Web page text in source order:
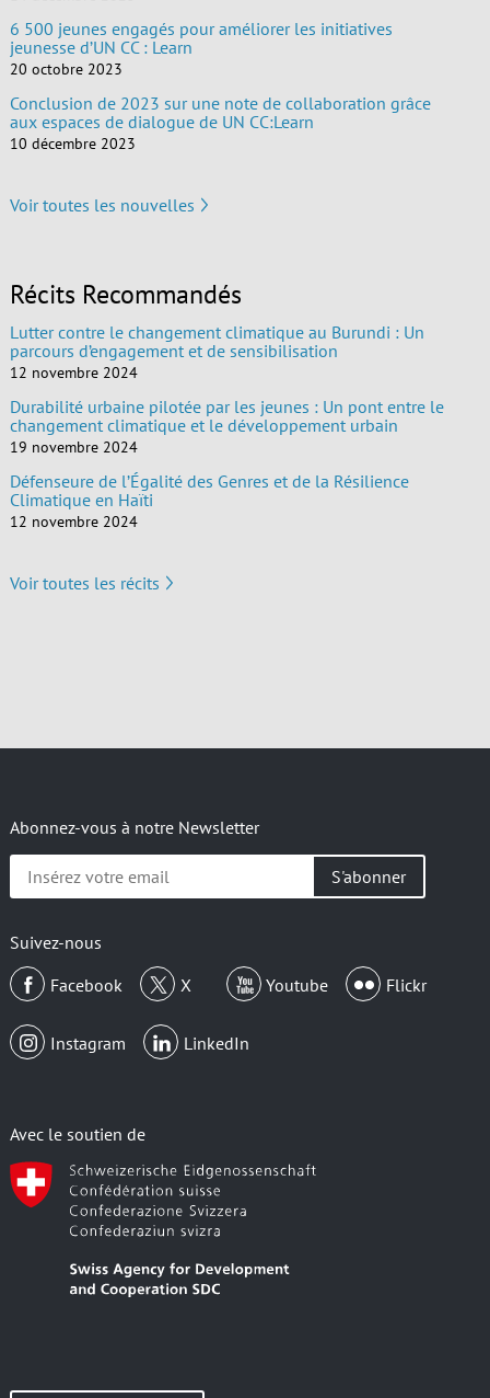
6 500 jeunes engagés pour améliorer les initiatives
jeunesse d’UN CC : Learn
20 octobre 2023
Conclusion de 2023 sur une note de collaboration grâce
aux espaces de dialogue de UN CC:Learn
10 décembre 2023
Voir toutes les nouvelles
Récits Recommandés
Lutter contre le changement climatique au Burundi : Un
parcours d’engagement et de sensibilisation
12 novembre 2024
Durabilité urbaine pilotée par les jeunes : Un pont entre le
changement climatique et le développement urbain
19 novembre 2024
Défenseure de l’Égalité des Genres et de la Résilience
Climatique en Haïti
12 novembre 2024
Voir toutes les récits
Abonnez-vous à notre Newsletter
Insérez
votre
Suivez-nous
Facebook
X Youtube Flickr
Instagram LinkedIn
Avec le soutien de